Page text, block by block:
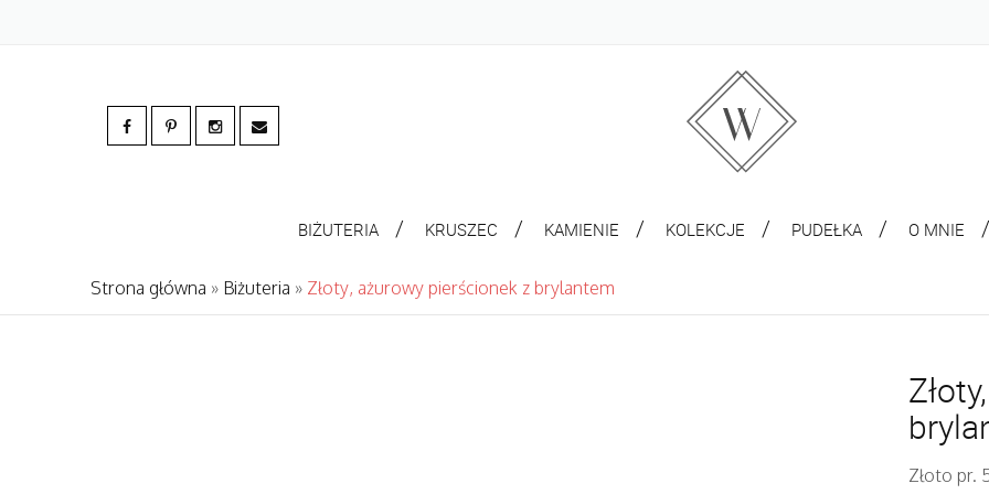
BIŻUTERIA KRUSZEC KAMIENIE KOLEKCJE PUDEŁKA O MNIE
Strona główna » Biżuteria » Złoty, ażurowy pierścionek z brylantem
Złoto pr.